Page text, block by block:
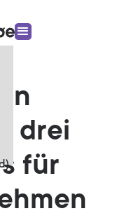
in
drei
für